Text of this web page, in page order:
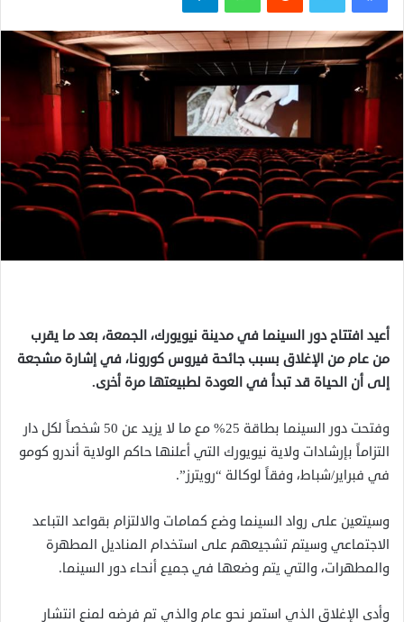
أعيد افتتاح دور السينما في مدينة نيويورك، الجمعة، بعد ما يقرب
من عام من الإغلاق بسبب جائحة فيروس كورونا، في إشارة مشجعة
إلى أن الحياة قد تبدأ في العودة لطبيعتها مرة أخرى.
وفتحت دور السينما بطاقة 25% مع ما لا يزيد عن 50 شخصاً لكل دار
التزاماً بإرشادات ولاية نيويورك التي أعلنها حاكم الولاية أندرو كومو
في فبراير/شباط، وفقاً لوكالة “رويترز”.
وسيتعين على رواد السينما وضع كمامات والالتزام بقواعد التباعد
الاجتماعي وسيتم تشجيعهم على استخدام المناديل المطهرة
والمطهرات، والتي يتم وضعها في جميع أنحاء دور السينما.
وأدى الإغلاق الذي استمر نحو عام والذي تم فرضه لمنع انتشار